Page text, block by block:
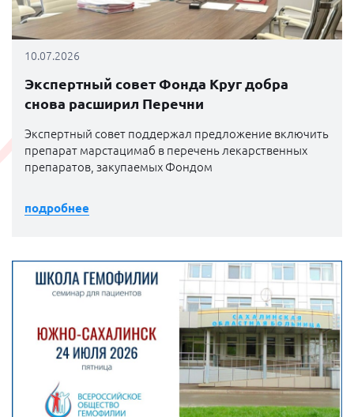
10.07.2026
Экспертный совет Фонда Круг добра
снова расширил Перечни
Экспертный совет поддержал предложение включить
препарат марстацимаб в перечень лекарственных
препаратов, закупаемых Фондом
подробнее